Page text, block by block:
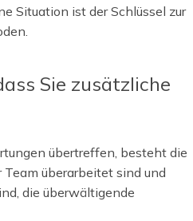
Situation ist der Schlüssel zur
Sie zusätzliche
übertreffen, besteht die
überarbeitet sind und
die überwältigende